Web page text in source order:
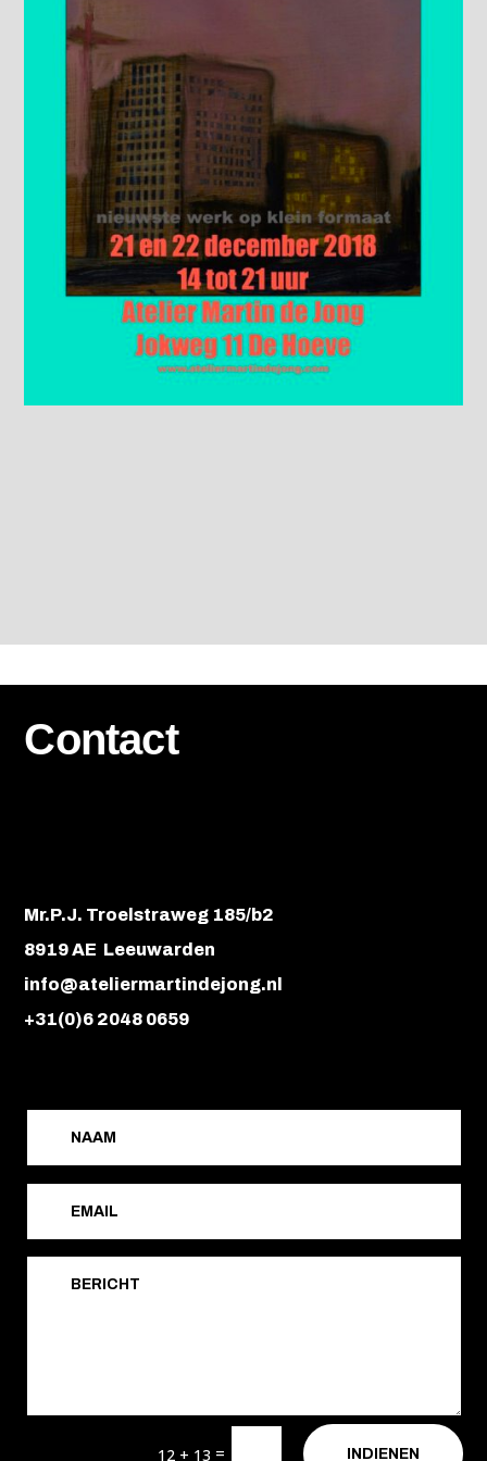
Contact
Mr.P.J. Troelstraweg 185/b2
8919 AE Leeuwarden
info@ateliermartindejong.nl
+31(0)6 2048 0659
12 + 13 = INDIENEN